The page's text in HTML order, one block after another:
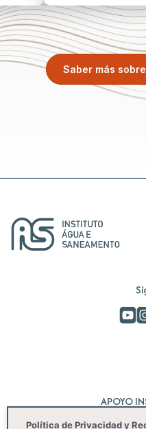
Saber más
APOYO
Política de Privacidad y